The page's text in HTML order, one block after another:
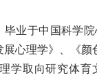
业于中国科学
心理学》、《
学取向研究体育